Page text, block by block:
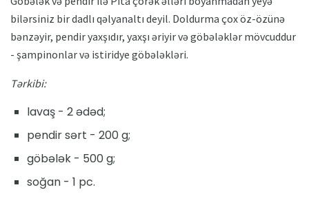
bilərsiniz bir dadlı qəlyanaltı deyil. Doldurma çox öz-özünə
bənzəyir, pendir yaxşıdır, yaxşı əriyir və göbələklər mövcuddur
- şampinonlar və istiridye göbələkləri.
Tərkibi:
lavaş - 2 ədəd;
pendir sərt - 200 g;
göbələk - 500 g;
soğan - 1 pc.